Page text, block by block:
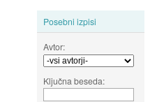
Posebni izpisi
Avtor:
Ključna beseda: